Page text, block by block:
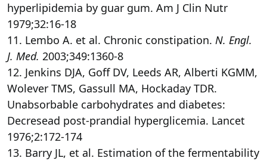
hyperlipidemia by guar gum. Am J Clin Nutr
1979;32:16-18
11. Lembo A. et al. Chronic constipation. N. Engl.
J. Med. 2003;349:1360-8
12. Jenkins DJA, Goff DV, Leeds AR, Alberti KGMM,
Wolever TMS, Gassull MA, Hockaday TDR.
Unabsorbable carbohydrates and diabetes:
Decresead post-prandial hyperglicemia. Lancet
1976;2:172-174
13. Barry JL, et al. Estimation of the fermentability